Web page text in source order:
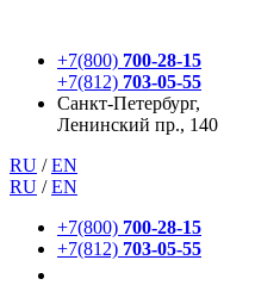
+7(800) 700-28-15
+7(812) 703-05-55
Санкт-Петербург,
Ленинский пр., 140
RU / EN
RU / EN
+7(800) 700-28-15
+7(812) 703-05-55